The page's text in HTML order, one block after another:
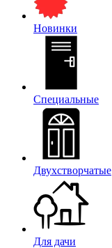
Новинки
Специальные
Двухстворчатые
Для дачи